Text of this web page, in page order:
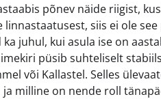
põnev näide riigist,
siis ei ole
juhul, kui asula ise on
püsib suhteliselt
või Kallastel. Selles
milline on nende roll